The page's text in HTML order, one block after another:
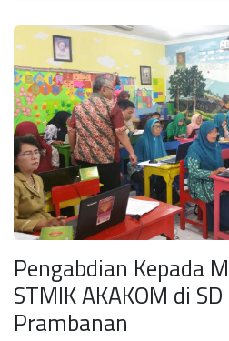
Pengabdian Kepada
STMIK AKAKOM di
Prambanan